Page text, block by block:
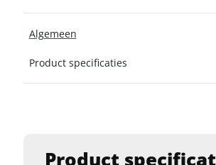
Product
Algemeen
Product specificaties